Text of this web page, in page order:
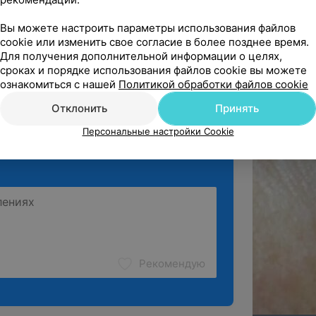
внешний вид ресниц (делая их
и восстанавливает их структуру на
процесс роста ресниц,
увеличению длины.
покрытие прочное,
двери (маленький ребёнок с...
педикюра • Подолог Источник Yclients
Рекомендую
Вы можете настроить параметры использования файлов
cookie или изменить свое согласие в более позднее время.
Для получения дополнительной информации о целях,
сроках и порядке использования файлов cookie вы можете
ознакомиться с нашей Политикой обработки файлов cookie
Отклонить
Принять
Персональные настройки Cookie